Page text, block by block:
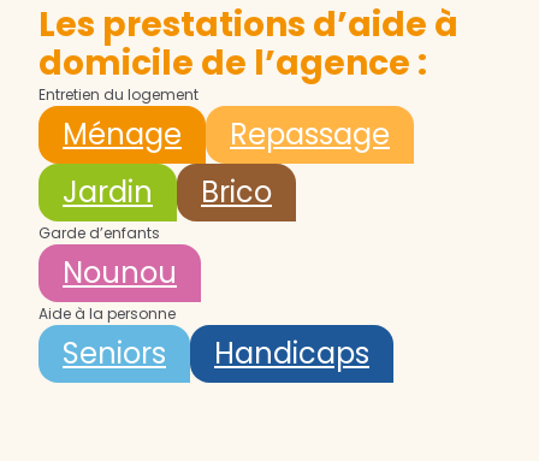
Les prestations d’aide à
domicile de l’agence :
Entretien du logement
Ménage
Repassage
Jardin
Brico
Garde d’enfants
Nounou
Aide à la personne
Seniors Handicaps